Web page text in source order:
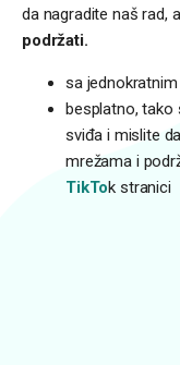
da nagradite naš rad,
podržati.
sa
besplatno, tako
sviđa i mislite
mrežama i
TikTok stranici